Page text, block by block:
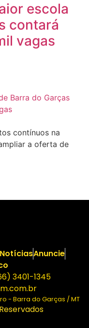
escola
contará
vagas
contínuos na
a oferta de
NotíciasAnuncie
3401-1345
- Barra do Garças / MT